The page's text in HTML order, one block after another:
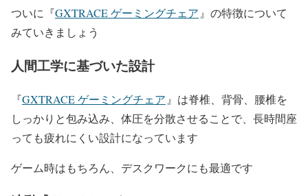
ついに『GXTRACE ゲーミングチェア 』の特徴について
みていきましょう
人間工学に基づいた設計
『GXTRACE ゲーミングチェア 』は脊椎、背骨、腰椎を
しっかりと包み込み、体圧を分散させることで、長時間座
っても疲れにくい設計になっています
ゲーム時はもちろん、デスクワークにも最適です